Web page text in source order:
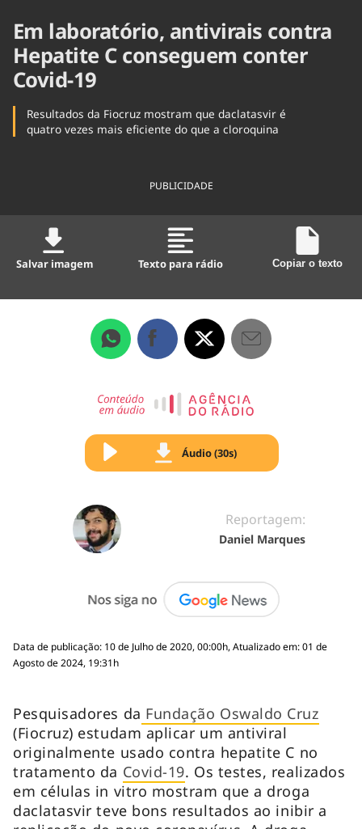
Em laboratório, antivirais contra
Hepatite C conseguem conter
Covid-19
Resultados da Fiocruz mostram que daclatasvir é
quatro vezes mais eficiente do que a cloroquina
PUBLICIDADE
Salvar imagem Texto para rádio Copiar o texto
Áudio (30s)
Reportagem:
Daniel Marques
Data de publicação: 10 de Julho de 2020, 00:00h, Atualizado em: 01 de
Agosto de 2024, 19:31h
Pesquisadores da Fundação Oswaldo Cruz
(Fiocruz) estudam aplicar um antiviral
originalmente usado contra hepatite C no
tratamento da Covid-19. Os testes, realizados
em células in vitro mostram que a droga
daclatasvir teve bons resultados ao inibir a